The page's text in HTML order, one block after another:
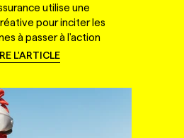
utilise une
pour inciter les
à passer à l'action
L'ARTICLE